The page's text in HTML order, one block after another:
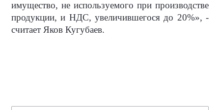
имущество, не используемого при производстве
продукции, и НДС, увеличившегося до 20%», -
считает Яков Кугубаев.